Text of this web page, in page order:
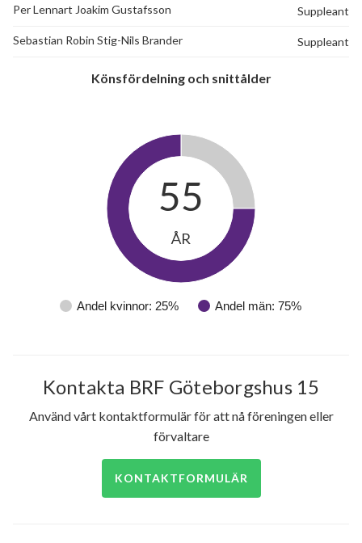
Per Lennart Joakim Gustafsson Suppleant
Sebastian Robin Stig-Nils Brander Suppleant
Könsfördelning och snittålder
Andel kvinnor: 25% Andel män: 75%
55
ÅR
Kontakta BRF Göteborgshus 15
Använd vårt kontaktformulär för att nå föreningen eller
förvaltare
KONTAKTFORMULÄR